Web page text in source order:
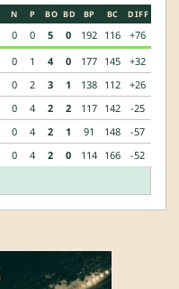
N P BO BD BP BC DIFF
0 0 5 0 192 116
+76
0 1 4 0 177 145
+32
0 2 3 1 138 112
+26
0 4 2 2 117 142
-25
0 4 2 1 91 148
-57
0 4 2 0 114 166 -52